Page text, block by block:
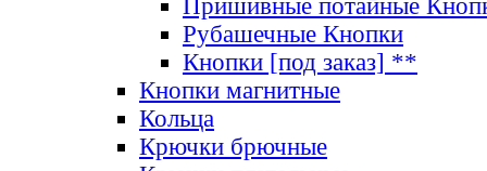
Пришивные потайные
Рубашечные Кнопки
Кнопки [под заказ] **
Кнопки магнитные
Кольца
Крючки брючные